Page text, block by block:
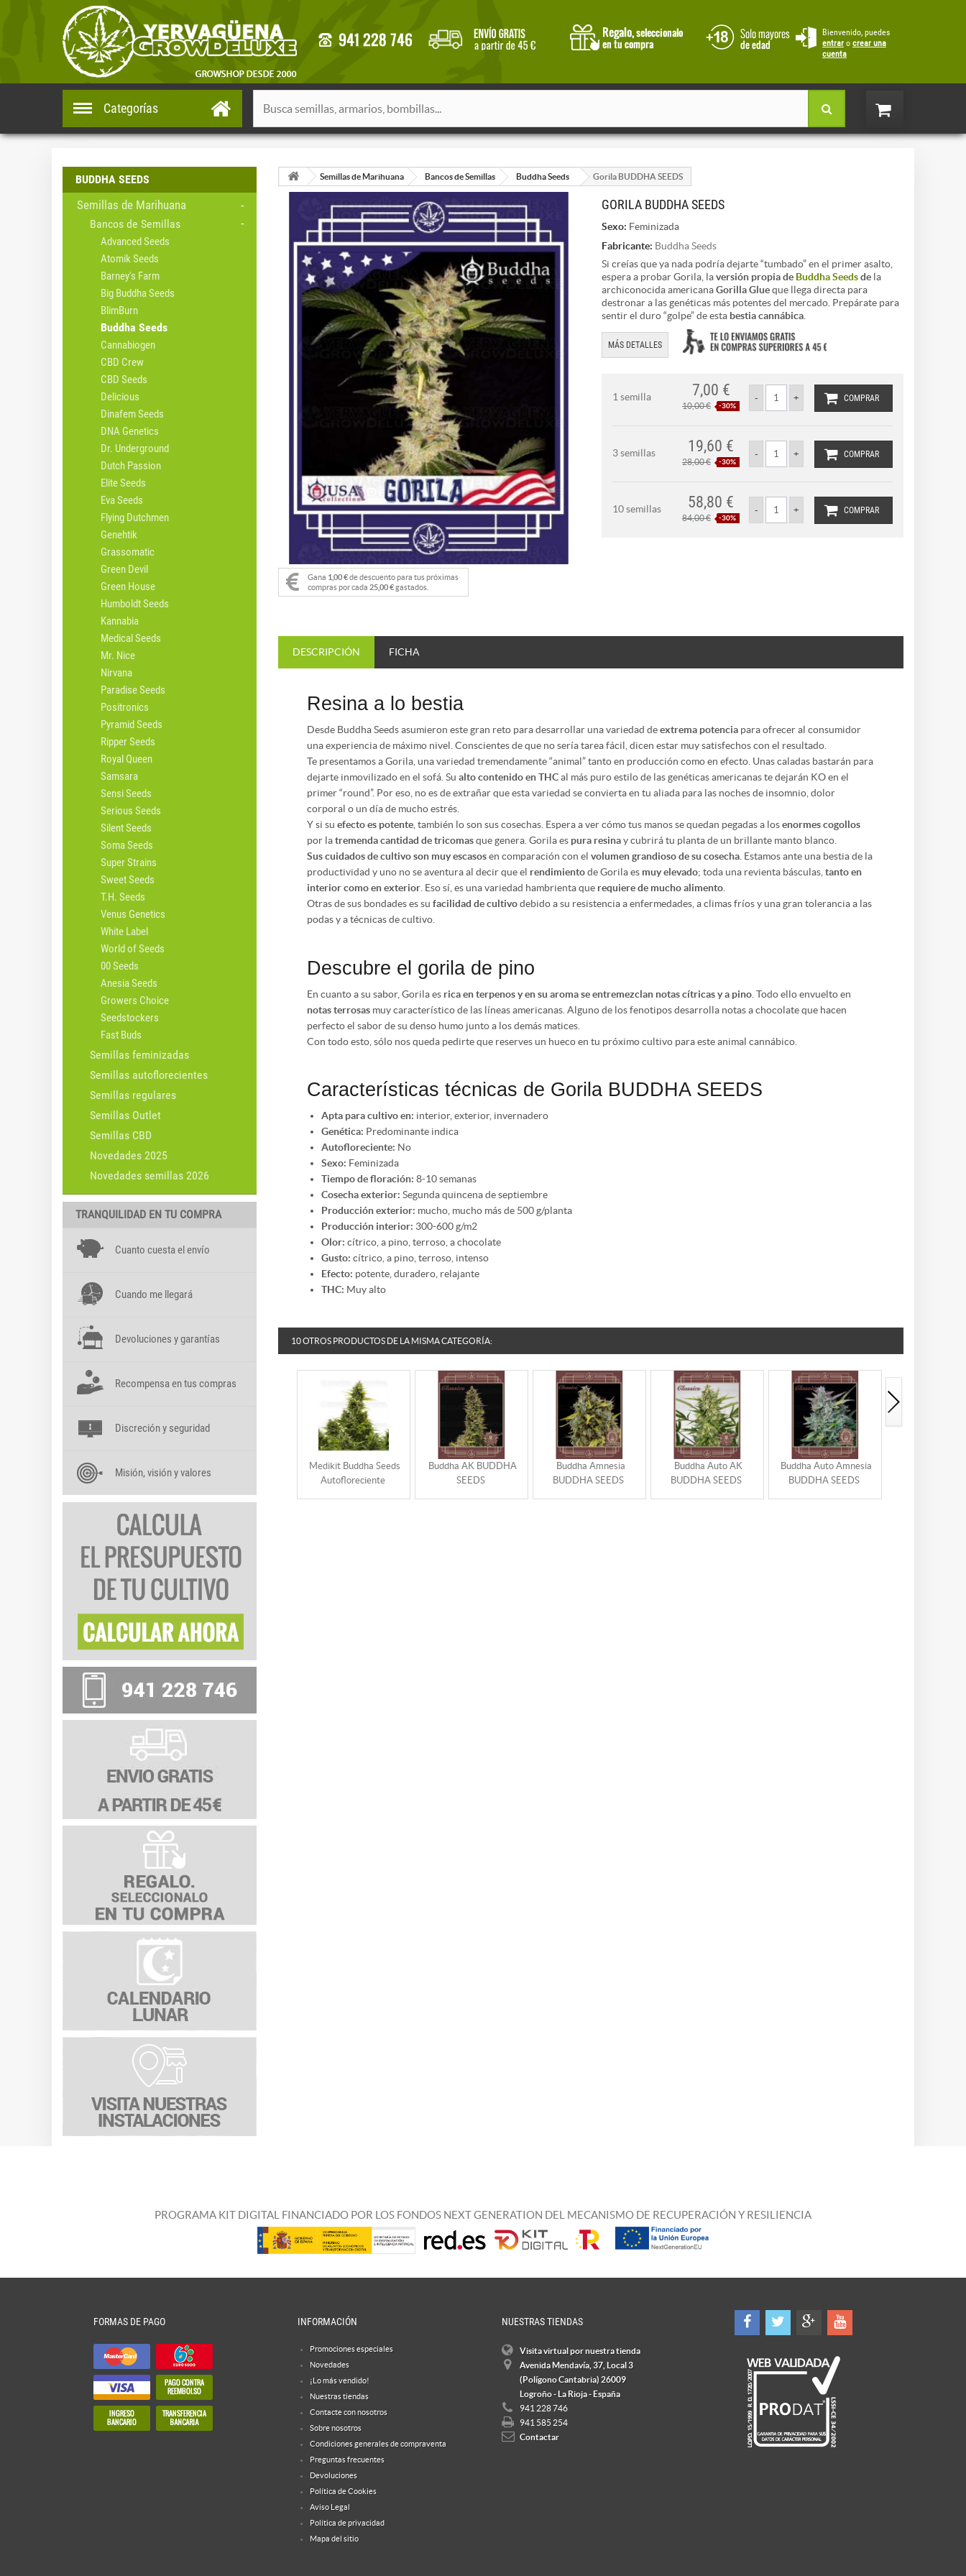
Bienvenido, puedes
entrar o crear una
cuenta
Categorías
BUDDHA SEEDS
Semillas de Marihuana
Bancos de Semillas
Advanced Seeds
Atomik Seeds
Barney's Farm
Big Buddha Seeds
BlimBurn
Buddha Seeds
Cannabiogen
CBD Crew
CBD Seeds
Delicious
Dinafem Seeds
DNA Genetics
Dr. Underground
Dutch Passion
Elite Seeds
Eva Seeds
Flying Dutchmen
Genehtik
Grassomatic
Green Devil
Green House
Humboldt Seeds
Kannabia
Medical Seeds
Mr. Nice
Nirvana
Paradise Seeds
Positronics
Pyramid Seeds
Ripper Seeds
Royal Queen
Samsara
Sensi Seeds
Serious Seeds
Silent Seeds
Soma Seeds
Super Strains
Sweet Seeds
T.H. Seeds
Venus Genetics
White Label
World of Seeds
00 Seeds
Anesia Seeds
Growers Choice
Seedstockers
Fast Buds
Semillas feminizadas
Semillas autoflorecientes
Semillas regulares
Semillas Outlet
Semillas CBD
Novedades 2025
Novedades semillas 2026
TRANQUILIDAD EN TU COMPRA
Cuanto cuesta el envío
Cuando me llegará
Devoluciones y garantías
Recompensa en tus compras
Discreción y seguridad
Misión, visión y valores
Semillas de Marihuana Bancos de Semillas Buddha Seeds Gorila BUDDHA SEEDS
Gana 1,00 €de descuento para tus próximas
compras por cada 25,00 €gastados.
GORILA BUDDHA SEEDS
Sexo: Feminizada
Fabricante: Buddha Seeds
Si creías que ya nada podría dejarte “tumbado” en el primer asalto,
espera a probar Gorila, laversión propia de Buddha Seedsde la
archiconocida americanaGorilla Glueque llega directa para
destronar a las genéticas más potentes del mercado. Prepárate para
sentir el duro “golpe” de esta bestia cannábica
MÁS DETALLES
1 semilla COMPRAR
7,00 €
10,00 € -30%
3 semillas COMPRAR
19,60 €
28,00 € -30%
10 semillas COMPRAR
58,80 €
84,00 € -30%
DESCRIPCIÓN FICHA
Resina a lo bestia
Desde Buddha Seeds asumieron este gran reto para desarrollar una variedad deextrema potencia para ofrecer al consumidor
una experiencia de máximo nivel. Conscientes de que no sería tarea fácil, dicen estar muy satisfechos con el resultado.
Te presentamos a Gorila, una variedad tremendamente “animal” tanto en producción como en efecto. Unas caladas bastarán para
dejarte inmovilizado en el sofá. Su alto contenido en THCal más puro estilo de las genéticas americanas te dejarán KO en el
primer “round”. Por eso, no es de extrañar que esta variedad se convierta en tu aliada para las noches de insomnio, dolor
corporal o un día de mucho estrés.
Y si su efecto es potente, también lo son sus cosechas. Espera a ver cómo tus manos se quedan pegadas a losenormes cogollos
por latremenda cantidad de tricomasque genera. Gorila es pura resinay cubrirá tu planta de un brillante manto blanco.
Sus cuidados de cultivo son muy escasosen comparación con el volumen grandioso de su cosecha. Estamos ante una bestia de la
productividad y uno no se aventura al decir que el rendimientode Gorila es muy elevado; toda una revienta básculas,tanto en
interior como en exterior. Eso sí, es una variedad hambrienta que requiere de mucho alimento.
Otras de sus bondades es su facilidad de cultivodebido a su resistencia a enfermedades, a climas fríos y una gran tolerancia a las
podas y a técnicas de cultivo.
Descubre el gorila de pino
En cuanto a su sabor, Gorila es rica en terpenos y en su aroma se entremezclan notas cítricas y a pino . Todo ello envuelto en
notas terrosas muy característico de las líneas americanas. Alguno de los fenotipos desarrolla notas a chocolate que hacen
perfecto el sabor de su denso humo junto a los demás matices.
Con todo esto, sólo nos queda pedirte que reserves un hueco en tu próximo cultivo para este animal cannábico.
Características técnicas de Gorila BUDDHA SEEDS
Apta para cultivo en: interior, exterior, invernadero
Genética: Predominante indica
Autofloreciente: No
Sexo: Feminizada
Tiempo de floración: 8-10 semanas
Cosecha exterior: Segunda quincena de septiembre
Producción exterior: mucho, mucho más de 500 g/planta
Producción interior: 300-600 g/m2
Olor: cítrico, a pino, terroso, a chocolate
Gusto: cítrico, a pino, terroso, intenso
Efecto: potente, duradero, relajante
THC: Muy alto
10 OTROS PRODUCTOS DE LA MISMA CATEGORÍA:
Medikit Buddha Seeds
Autofloreciente
Buddha AK BUDDHA
SEEDS
Buddha Amnesia
BUDDHA SEEDS
Buddha Auto AK
BUDDHA SEEDS
Buddha Auto Amnesia
BUDDHA SEEDS
PROGRAMA KIT DIGITAL FINANCIADO POR LOS FONDOS NEXT GENERATION DEL MECANISMO DE RECUPERACIÓN Y RESILIENCIA
FORMAS DE PAGO INFORMACIÓN
Promociones especiales
Novedades
¡Lo más vendido!
Nuestras tiendas
Contacte con nosotros
Sobre nosotros
Condiciones generales de compraventa
Preguntas frecuentes
Devoluciones
Política de Cookies
Aviso Legal
Política de privacidad
Mapa del sitio
NUESTRAS TIENDAS
Visita virtual por nuestra tienda
Avenida Mendavía, 37, Local 3
(Polígono Cantabria) 26009
Logroño - La Rioja - España
941 228 746
941 585 254
Contactar